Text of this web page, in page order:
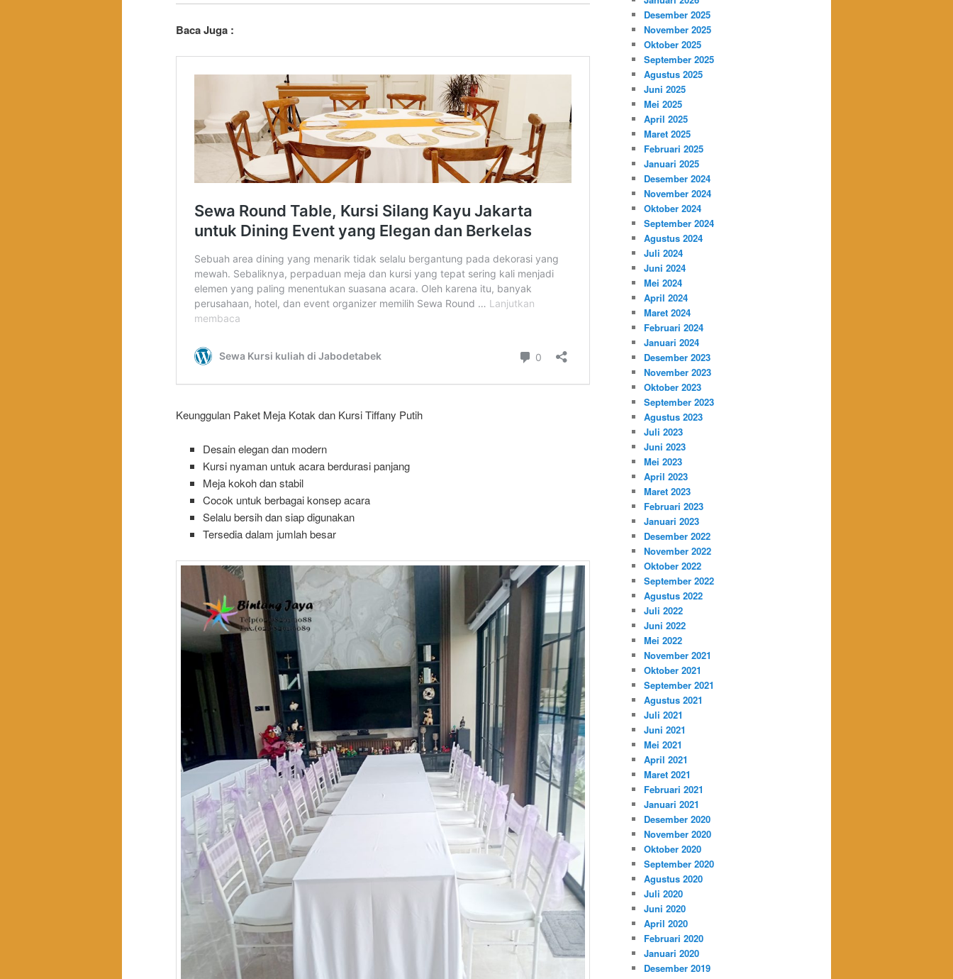
Baca Juga :
Keunggulan Paket Meja Kotak dan Kursi Tiffany Putih
Desain elegan dan modern
Kursi nyaman untuk acara berdurasi panjang
Meja kokoh dan stabil
Cocok untuk berbagai konsep acara
Selalu bersih dan siap digunakan
Tersedia dalam jumlah besar
Desember 2025
November 2025
Oktober 2025
September 2025
Agustus 2025
Juni 2025
Mei 2025
April 2025
Maret 2025
Februari 2025
Januari 2025
Desember 2024
November 2024
Oktober 2024
September 2024
Agustus 2024
Juli 2024
Juni 2024
Mei 2024
April 2024
Maret 2024
Februari 2024
Januari 2024
Desember 2023
November 2023
Oktober 2023
September 2023
Agustus 2023
Juli 2023
Juni 2023
Mei 2023
April 2023
Maret 2023
Februari 2023
Januari 2023
Desember 2022
November 2022
Oktober 2022
September 2022
Agustus 2022
Juli 2022
Juni 2022
Mei 2022
November 2021
Oktober 2021
September 2021
Agustus 2021
Juli 2021
Juni 2021
Mei 2021
April 2021
Maret 2021
Februari 2021
Januari 2021
Desember 2020
November 2020
Oktober 2020
September 2020
Agustus 2020
Juli 2020
Juni 2020
April 2020
Februari 2020
Januari 2020
Desember 2019